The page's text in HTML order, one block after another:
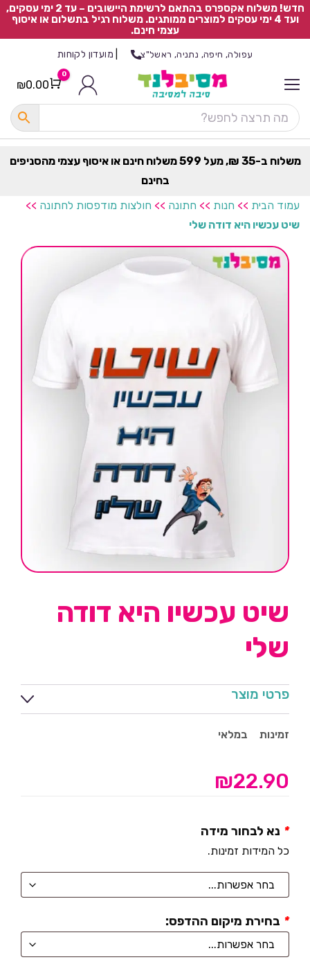
חדש! משלוח אקספרס בהתאם לרשימת היישובים – עד 2 ימי עסקים,
ועד 4 ימי עסקים למוצרים ממותגים. משלוח רגיל בתשלום או איסוף
עצמי חינם.
עפולה, חיפה, נתניה, ראשל"צ מועדון לקוחות
Cart
0
₪0.00
משלוח ב-35 ₪, מעל 599 משלוח חינם או איסוף עצמי מהסניפים
בחינם
עמוד הבית >> חנות >> חתונה >> חולצות מודפסות לחתונה >>
שיט עכשיו היא דודה שלי
שיט עכשיו היא דודה
שלי
פרטי מוצר
זמינות במלאי
₪22.90
נא לבחור מידה *
כל המידות זמינות.
בחירת מיקום ההדפס: *